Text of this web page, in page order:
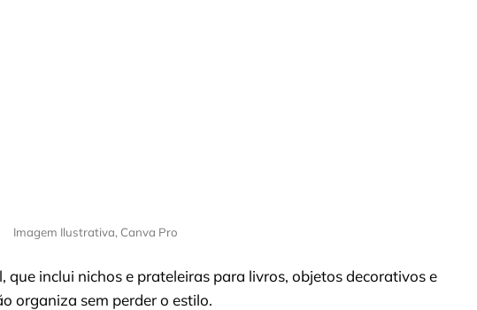
Imagem Ilustrativa, Canva Pro
inclui nichos e prateleiras para livros, objetos decorativos e
organiza sem perder o estilo.